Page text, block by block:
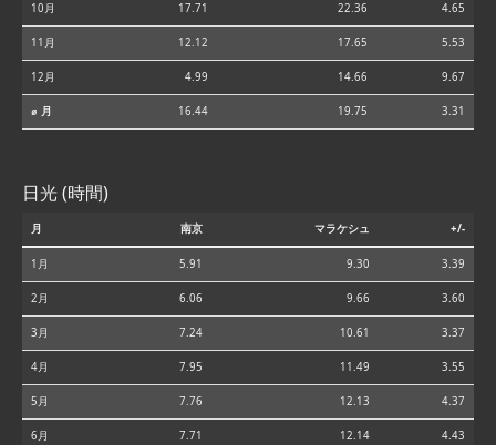
10月 17.71 22.36 4.65
11月 12.12 17.65 5.53
12月 4.99 14.66 9.67
⌀ 月 16.44 19.75 3.31
日光 (時間)
月 南京 マラケシュ +/-
1月 5.91 9.30 3.39
2月 6.06 9.66 3.60
3月 7.24 10.61 3.37
4月 7.95 11.49 3.55
5月 7.76 12.13 4.37
6月 7.71 12.14 4.43